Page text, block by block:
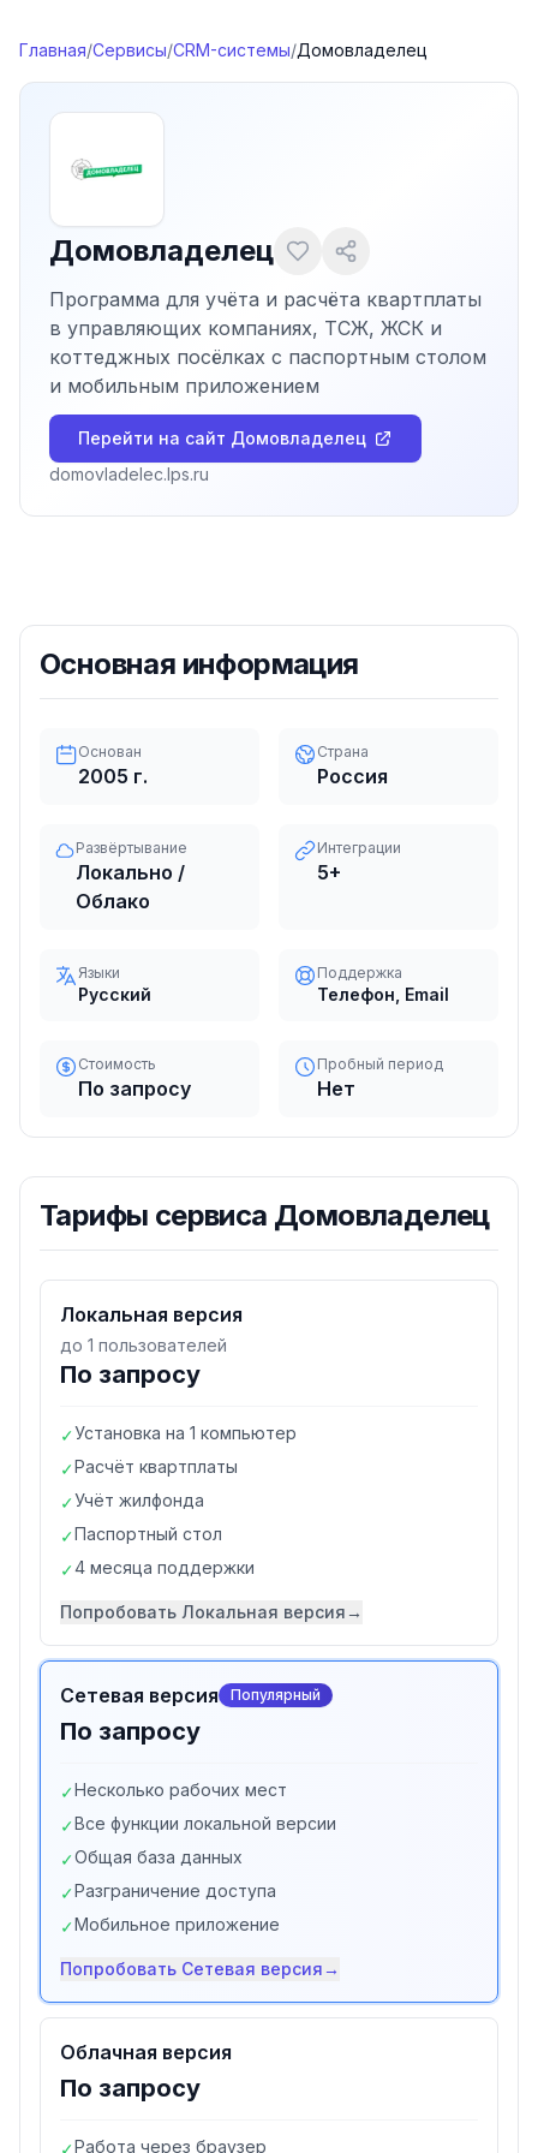
Главная/Сервисы/CRM-системы/Домовладелец
Домовладелец
Программа для учёта и расчёта квартплаты
в управляющих компаниях, ТСЖ, ЖСК и
коттеджных посёлках с паспортным столом
и мобильным приложением
Перейти на сайт Домовладелец
domovladelec.lps.ru
Основная информация
Основан
2005 г.
Страна
Россия
Развёртывание
Локально /
Облако
Интеграции
5+
Языки
Русский
Поддержка
Телефон, Email
Стоимость
По запросу
Пробный период
Нет
Тарифы сервиса Домовладелец
Локальная версия
до 1 пользователей
По запросу
✓Установка на 1 компьютер
✓Расчёт квартплаты
✓Учёт жилфонда
✓Паспортный стол
✓4 месяца поддержки
Попробовать Локальная версия→
Сетевая версия Популярный
По запросу
✓Несколько рабочих мест
✓Все функции локальной версии
✓Общая база данных
✓Разграничение доступа
✓Мобильное приложение
Попробовать Сетевая версия→
Облачная версия
По запросу
✓Работа через браузер